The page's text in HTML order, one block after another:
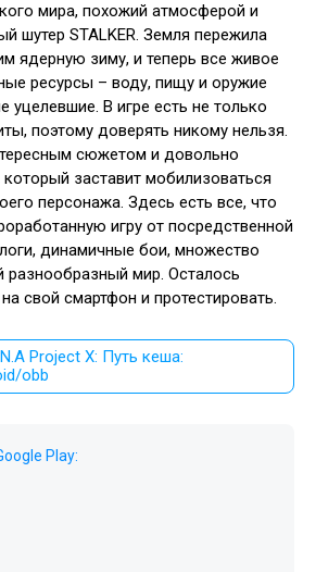
мира, похожий атмосферой и
шутер STALKER. Земля пережила
ядерную зиму, и теперь все живое
ресурсы – воду, пищу и оружие
уцелевшие. В игре есть не только
поэтому доверять никому нельзя.
сюжетом и довольно
заставит мобилизоваться
персонажа. Здесь есть все, что
игру от посредственной
динамичные бои, множество
разнообразный мир. Осталось
свой смартфон и протестировать.
Project X: Путь кеша:
obb
Play: